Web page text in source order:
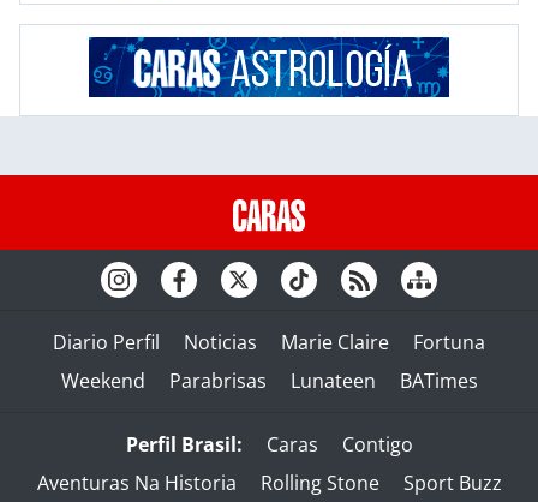
Diario Perfil Noticias Marie Claire
Fortuna
Weekend
Parabrisas Lunateen BATimes
Perfil Brasil: Caras
Contigo
Aventuras Na Historia
Rolling Stone Sport Buzz